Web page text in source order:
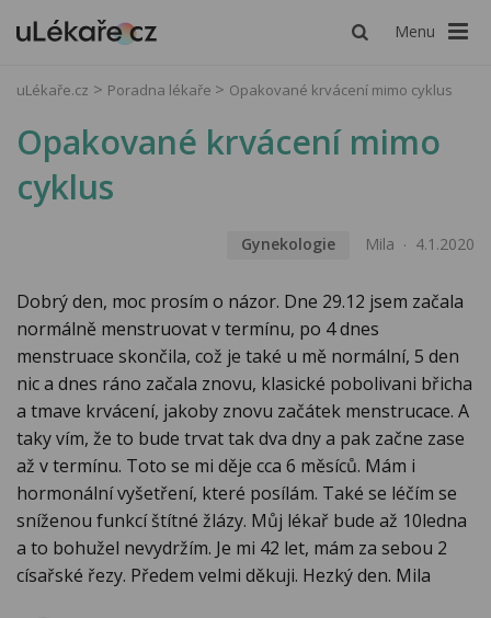
Menu
uLékaře.cz Poradna lékaře Opakované krvácení mimo cyklus
Opakované krvácení mimo
cyklus
Gynekologie Mila 4.1.2020
Dobrý den, moc prosím o názor. Dne 29.12 jsem začala
normálně menstruovat v termínu, po 4 dnes
menstruace skončila, což je také u mě normální, 5 den
nic a dnes ráno začala znovu, klasické pobolivani břicha
a tmave krvácení, jakoby znovu začátek menstrucace. A
taky vím, že to bude trvat tak dva dny a pak začne zase
až v termínu. Toto se mi děje cca 6 měsíců. Mám i
hormonální vyšetření, které posílám. Také se léčím se
sníženou funkcí štítné žlázy. Můj lékař bude až 10ledna
a to bohužel nevydržím. Je mi 42 let, mám za sebou 2
císařské řezy. Předem velmi děkuji. Hezký den. Mila